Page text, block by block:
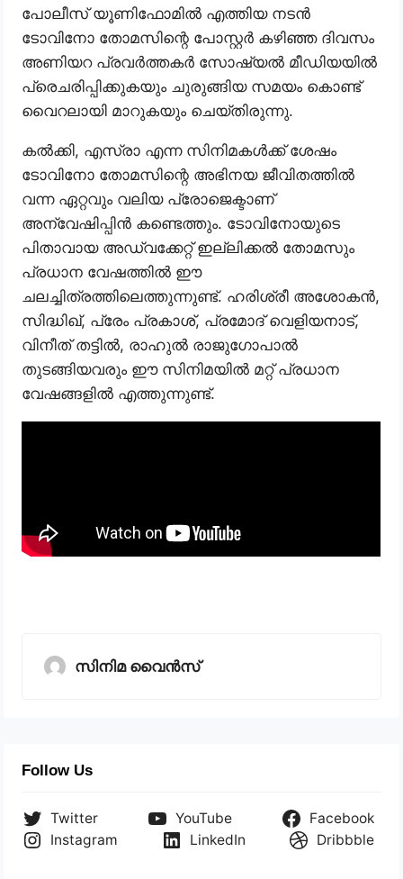
പോലീസ് യൂണിഫോമിൽ എത്തിയ നടൻ
ടോവിനോ തോമസിന്റെ പോസ്റ്റർ കഴിഞ്ഞ ദിവസം
അണിയറ പ്രവർത്തകർ സോഷ്യൽ മീഡിയയിൽ
പ്രെചരിപ്പിക്കുകയും ചുരുങ്ങിയ സമയം കൊണ്ട്
വൈറലായി മാറുകയും ചെയ്തിരുന്നു.
കൽക്കി, എസ്രാ എന്ന സിനിമകൾക്ക് ശേഷം
ടോവിനോ തോമസിന്റെ അഭിനയ ജീവിതത്തിൽ
വന്ന ഏറ്റവും വലിയ പ്രോജെക്ടാണ്
അന്വേഷിപ്പിൻ കണ്ടെത്തും. ടോവിനോയുടെ
പിതാവായ അഡ്വക്കേറ്റ് ഇല്ലിക്കൽ തോമസും
പ്രധാന വേഷത്തിൽ ഈ
ചലച്ചിത്രത്തിലെത്തുന്നുണ്ട്. ഹരിശ്രീ അശോകൻ,
സിദ്ധിഖ്, പ്രേം പ്രകാശ്, പ്രമോദ് വെളിയനാട്,
വിനീത് തട്ടിൽ, രാഹുൽ രാജുഗോപാൽ
തുടങ്ങിയവരും ഈ സിനിമയിൽ മറ്റ് പ്രധാന
വേഷങ്ങളിൽ എത്തുന്നുണ്ട്.
സിനിമ വൈൻസ്
Follow Us
Twitter YouTube
Facebook
Instagram
LinkedIn Dribbble